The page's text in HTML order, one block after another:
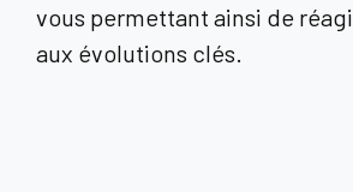
vous permettant ainsi de
aux évolutions clés.